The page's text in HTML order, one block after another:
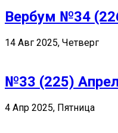
Вербум №34
14 Авг 2025, Четверг
№33 (225)
4 Апр 2025, Пятница